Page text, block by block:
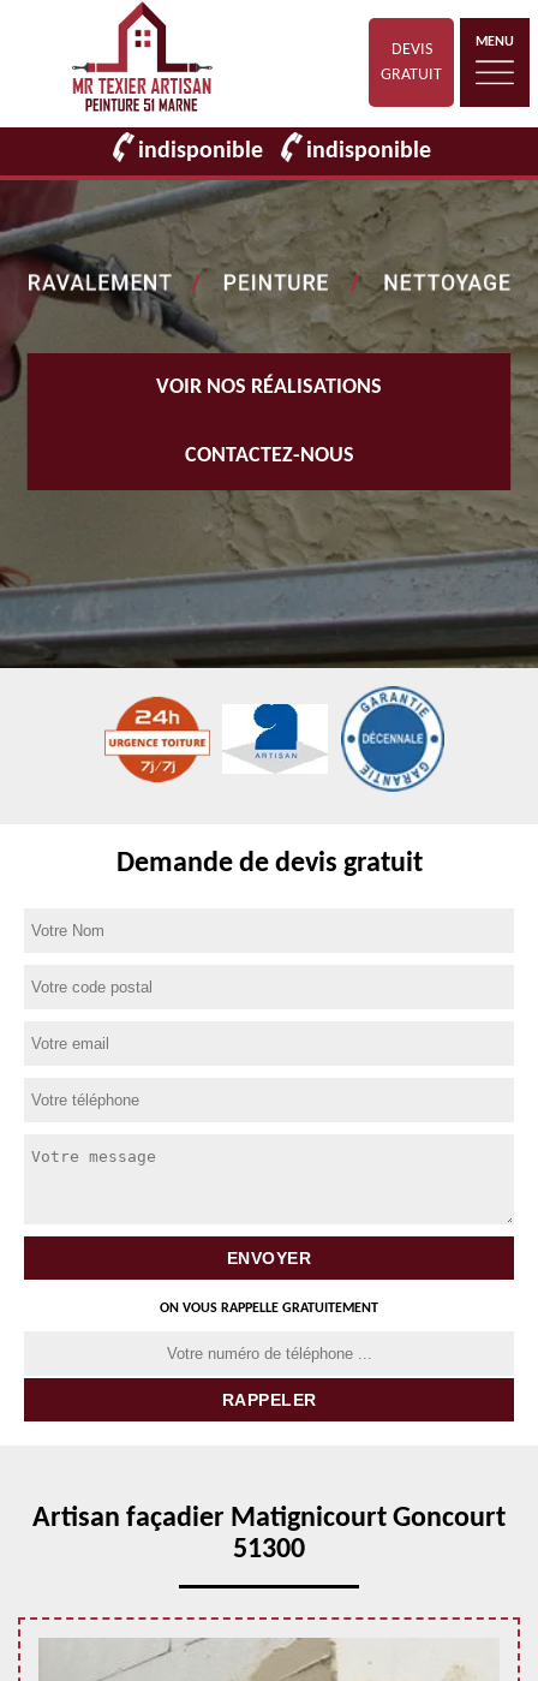
DEVIS
GRATUIT
MENU
indisponible indisponible
VOIR NOS RÉALISATIONS
CONTACTEZ-NOUS
Demande de devis gratuit
ON VOUS RAPPELLE GRATUITEMENT
Artisan façadier Matignicourt Goncourt
51300